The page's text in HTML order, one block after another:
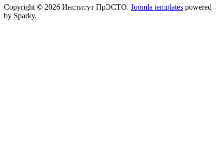
Copyright © 2026 Институт ПрЭСТО. Joomla templates powered
by Sparky.